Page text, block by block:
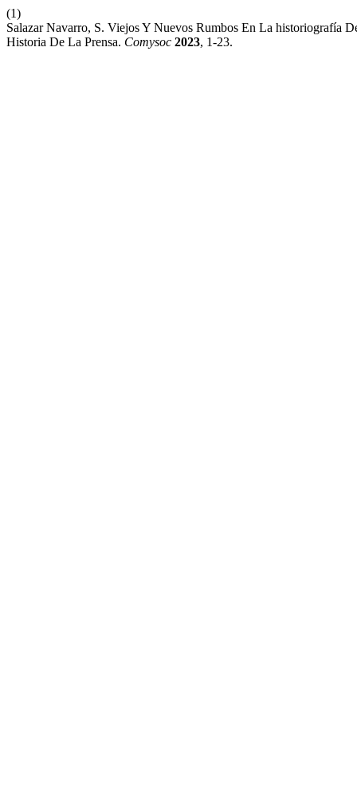
(1)
Salazar Navarro, S. Viejos Y Nuevos Rumbos En La historiografía
Historia De La Prensa. Comysoc 2023, 1-23.